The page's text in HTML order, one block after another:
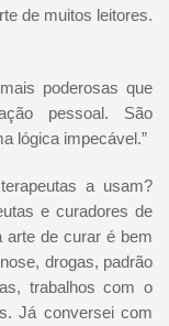
de muitos leitores.
poderosas que
pessoal. São
lógica impecável.”
a usam?
e curadores de
arte de curar é bem
drogas, padrão
trabalhos com o
Já conversei com